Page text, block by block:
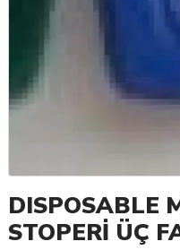
DISPOSABLE
STOPERİ ÜÇ